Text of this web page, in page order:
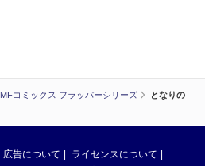
MFコミックス フラッパーシリーズ
となりの
広告について
ライセンスについて